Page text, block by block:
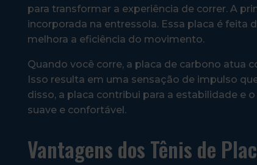
para transformar a experiência de correr. A
incorporada na entressola. Essa placa é
melhora a eficiência do movimento.
Quando você corre, a placa de carbono atua
Isso resulta em uma sensação de impulso
disso, a placa contribui para a estabilidade e
suave e confortável.
Vantagens dos Tênis de